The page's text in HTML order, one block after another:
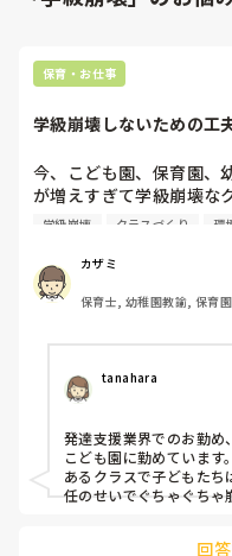
保育・お仕事
学級崩壊しないための工
今、こども園、保育園、
が増えすぎて学級崩壊な
で聞いています。
今の発達支援業界に転職
壊しているクラスが多く
す。
そんなときは、特性ご
暴力的にあった活動をし
あとはこども園で発達支
園で事業所を立ち上げら
それができない園は、ク
学級崩壊 クラスづくり 環
カザミ
保育士, 幼稚園教諭, 保育
tanahara
発達支援業界でのお勤め
こども園に勤めています。
あるクラスで子どもた
任のせいでぐちゃぐちゃ
回